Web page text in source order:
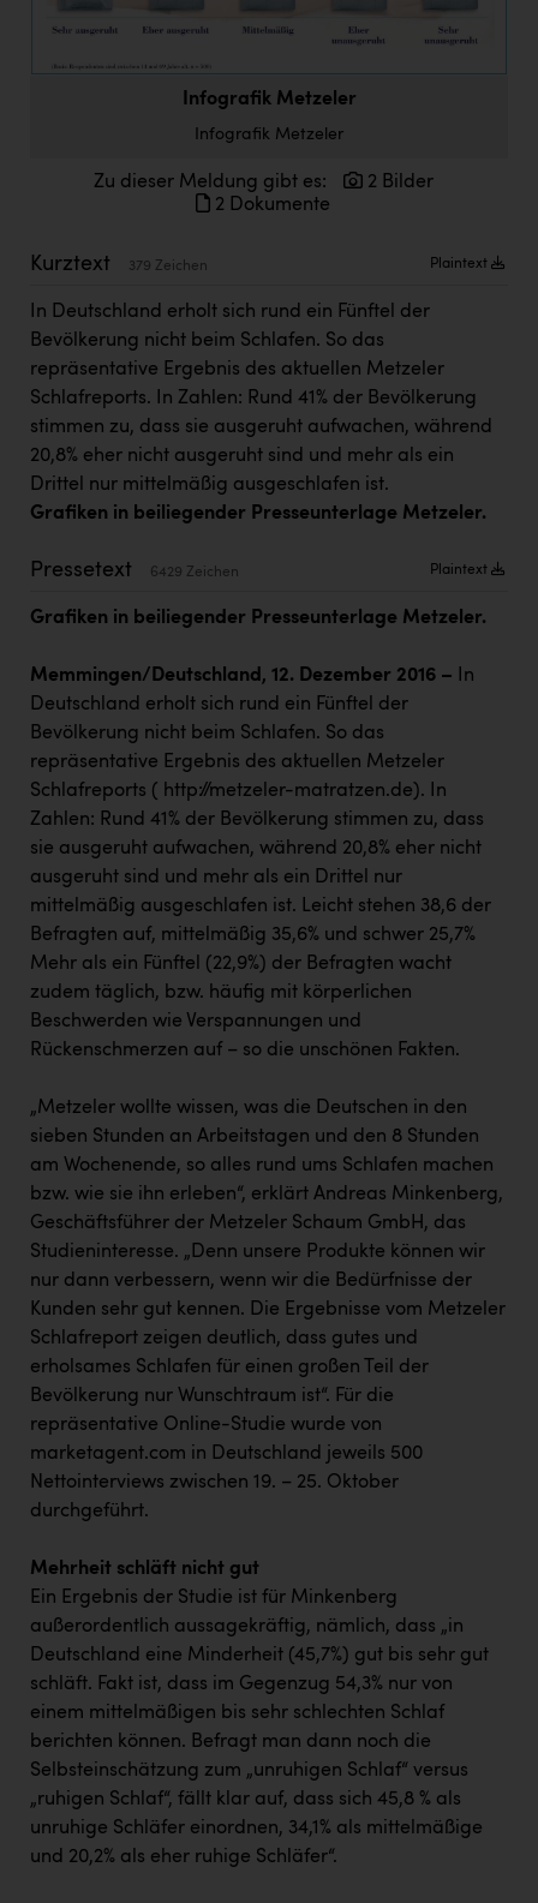
ERLUS AG
Immotech
INTERSPAR
INTERSPORT Austria
Jesolo
Jane Goodall Institute Austria
KIWI Kinderwunsch Institut Dr. Loimer
KLIPP Frisör
Kleider Bauer
Kremsmüller Anlagenbau GmbH
Maximarkt
Oldtimer Raststationen und Motorhotels
Österreichischer Kachelofenverband
Orlen
Passage Linz
PÜSPÖK
REMAX
RE/MAX Welcome
RUBBLE MASTER
Ruderclub Wels
SCRI - Salzburg Cancer Research Institute
SCHMACHTL GmbH
Schwingshandl - automation technology gmbh
Smurfit Westrock Nettingsdorf
TCL
TGW Logistics
TRAILOMAT & Cycling Austria
VERITAS
Vier Diamanten
Vorlagenportal
Infografik Metzeler
Infografik Metzeler
Zu dieser Meldung gibt es:
2 Bilder
2 Dokumente
Kurztext 379 Zeichen Plaintext
In Deutschland erholt sich rund ein Fünftel der
Bevölkerung nicht beim Schlafen. So das
repräsentative Ergebnis des aktuellen Metzeler
Schlafreports. In Zahlen: Rund 41% der Bevölkerung
stimmen zu, dass sie ausgeruht aufwachen, während
20,8% eher nicht ausgeruht sind und mehr als ein
Drittel nur mittelmäßig ausgeschlafen ist.
Grafiken in beiliegender Presseunterlage Metzeler.
Pressetext 6429 Zeichen Plaintext
Grafiken in beiliegender Presseunterlage Metzeler.
Memmingen/Deutschland, 12. Dezember 2016 – In
Deutschland erholt sich rund ein Fünftel der
Bevölkerung nicht beim Schlafen. So das
repräsentative Ergebnis des aktuellen Metzeler
Schlafreports (
http://metzeler-matratzen.de). In
Zahlen: Rund 41% der Bevölkerung stimmen zu, dass
sie ausgeruht aufwachen, während 20,8% eher nicht
ausgeruht sind und mehr als ein Drittel nur
mittelmäßig ausgeschlafen ist. Leicht stehen 38,6 der
Befragten auf, mittelmäßig 35,6% und schwer 25,7%
Mehr als ein Fünftel (22,9%) der Befragten wacht
zudem täglich, bzw. häufig mit körperlichen
Beschwerden wie Verspannungen und
Rückenschmerzen auf – so die unschönen Fakten.
„Metzeler wollte wissen, was die Deutschen in den
sieben Stunden an Arbeitstagen und den 8 Stunden
am Wochenende, so alles rund ums Schlafen machen
bzw. wie sie ihn erleben“, erklärt Andreas Minkenberg,
Geschäftsführer der Metzeler Schaum GmbH, das
Studieninteresse. „Denn unsere Produkte können wir
nur dann verbessern, wenn wir die Bedürfnisse der
Kunden sehr gut kennen. Die Ergebnisse vom Metzeler
Schlafreport zeigen deutlich, dass gutes und
erholsames Schlafen für einen großen Teil der
Bevölkerung nur Wunschtraum ist“. Für die
repräsentative Online-Studie wurde von
marketagent.com in Deutschland jeweils 500
Nettointerviews zwischen 19. – 25. Oktober
durchgeführt.
Mehrheit schläft nicht gut
Ein Ergebnis der Studie ist für Minkenberg
außerordentlich aussagekräftig, nämlich, dass „in
Deutschland eine Minderheit (45,7%) gut bis sehr gut
schläft. Fakt ist, dass im Gegenzug 54,3% nur von
einem mittelmäßigen bis sehr schlechten Schlaf
berichten können. Befragt man dann noch die
Selbsteinschätzung zum „unruhigen Schlaf“ versus
„ruhigen Schlaf“, fällt klar auf, dass sich 45,8 % als
unruhige Schläfer einordnen, 34,1% als mittelmäßige
und 20,2% als eher ruhige Schläfer“.